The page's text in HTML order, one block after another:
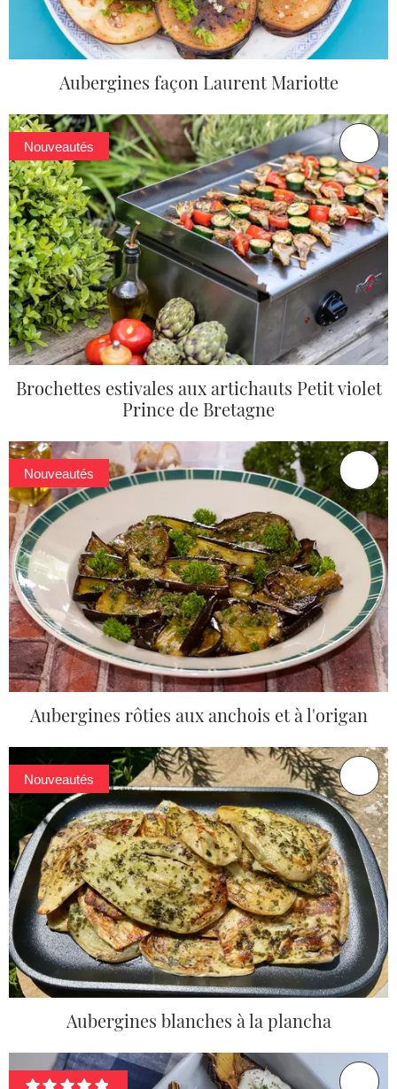
Aubergines façon Laurent Mariotte
Nouveautés
Brochettes estivales aux artichauts Petit violet
Prince de Bretagne
Nouveautés
Aubergines rôties aux anchois et à l'origan
Nouveautés
Aubergines blanches à la plancha